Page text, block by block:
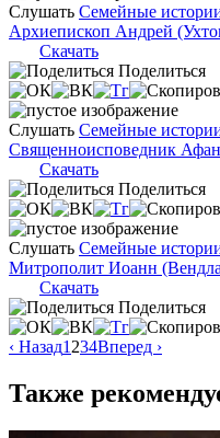
Слушать Семейные
Архиепископ Андрей
Скачать
Поделиться
Слушать Семейные
Священноисповедник
Скачать
Поделиться
Слушать Семейные
Митрополит Иоанн
Скачать
Поделиться
‹ Назад1 234Вперед ›
Также